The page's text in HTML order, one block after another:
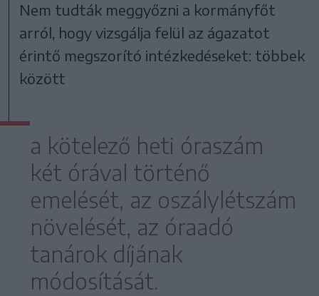
Nem tudták meggyőzni a kormányfőt
arról, hogy vizsgálja felül az ágazatot
érintő megszorító intézkedéseket: többek
között
a kötelező heti óraszám
két órával történő
emelését, az oszálylétszám
növelését, az óraadó
tanárok díjának
módosítását.